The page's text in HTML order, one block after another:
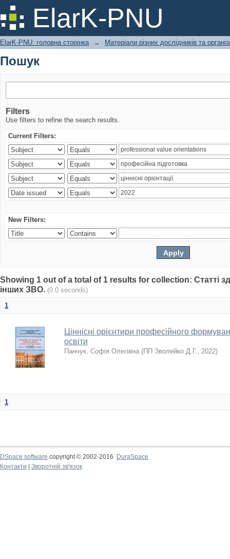
ElarK-PNU
Пошук
ElarK-PNU: головна сторінка → Матеріали різних дослідників та
Пошук
Filters
Use filters to refine the search results.
Current Filters:
New Filters:
Showing 1 out of a total of 1 results for collection: Статті
інших ЗВО. (0.0 seconds)
1
Ціннісні орієнтири професійного
освіти
Панчук, Софія Олегівна (ПП Зволейко Д.Г., 2022)
1
DSpace software copyright © 2002-2016
DuraSpace
Контакти
Зворотній зв'язок